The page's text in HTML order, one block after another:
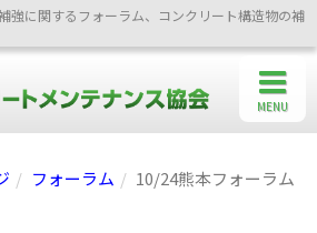
強に関するフォーラム、コンクリート構造物の補
フォーラム 10/24熊本フォーラム
MENU